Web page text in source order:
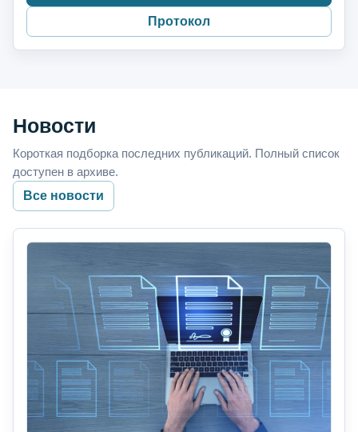
Протокол
Новости
Короткая подборка последних публикаций. Полный список
доступен в архиве.
Все новости